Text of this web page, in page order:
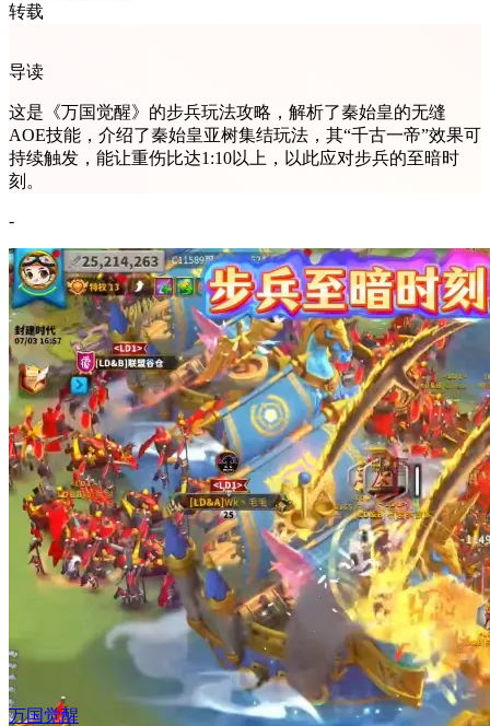
转载
导读
这是《万国觉醒》的步兵玩法攻略，解析了秦始皇的无缝
AOE技能，介绍了秦始皇亚树集结玩法，其“千古一帝”效果可
持续触发，能让重伤比达1:10以上，以此应对步兵的至暗时
刻。
-
万国觉醒